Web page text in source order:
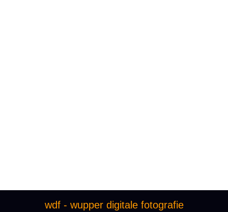
wdf - wupper digitale fotografie